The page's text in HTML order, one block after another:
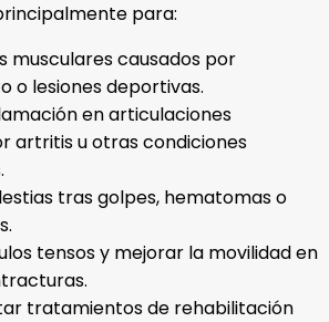
para:
musculares causados por
o lesiones deportivas.
en articulaciones
artritis u otras condiciones
tras golpes, hematomas o
tensos y mejorar la movilidad en
tratamientos de rehabilitación